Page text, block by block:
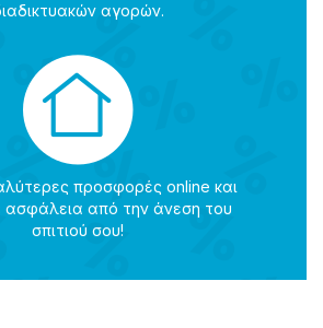
αγορών.
προσφορές online και
ασφάλεια από την άνεση του
σπιτιού σου!